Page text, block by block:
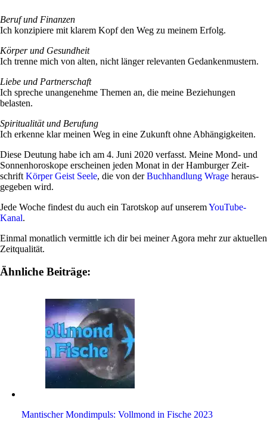
Beruf und Finanzen
Ich kon­zi­piere mit klarem Kopf den Weg zu meinem Erfolg.
Körper und Gesund­heit
Ich trenne mich von alten, nicht länger rele­vanten Gedankenmustern.
Liebe und Part­ner­schaft
Ich spreche unan­ge­nehme Themen an, die meine Bezie­hungen
belasten.
Spi­ri­tua­lität und Beru­fung
Ich erkenne klar meinen Weg in eine Zukunft ohne Abhängigkeiten.
Diese Deu­tung habe ich am 4. Juni 2020 ver­fasst. Meine Mond- und
Son­nen­ho­ro­skope erscheinen jeden Monat in der Ham­burger Zeit­
schrift Körper Geist Seele, die von derBuch­hand­lung Wrage her­aus­
ge­geben wird.
Jede Woche fin­dest du auch ein Tarot­skop auf unseremYou­Tube-
Kanal.
Einmal monat­lich ver­mittle ich dir bei meiner Agora mehr zur aktu­ellen
Zeitqualität.
Ähnliche Beiträge:
Man­ti­scher Mond­im­puls: Voll­mond in Fische 2023